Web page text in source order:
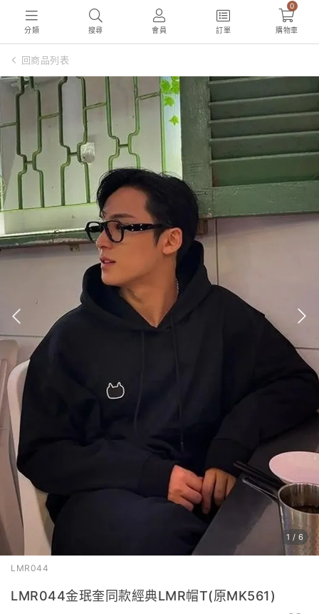
分類 搜尋 會員 訂單
0
購物車
回商品列表
1 / 6
LMR044
LMR044金珉奎同款經典LMR帽T(原MK561)